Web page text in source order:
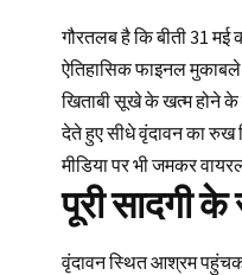
गौरतलब है कि बीती 31
ऐतिहासिक फाइनल
खिताबी सूखे के खत्म होने
देते हुए सीधे वृंदावन का रुख
मीडिया पर भी जमकर
पूरी सादगी
वृंदावन स्थित आश्रम